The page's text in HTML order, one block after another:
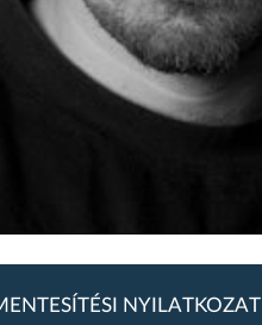
NYILATKOZAT